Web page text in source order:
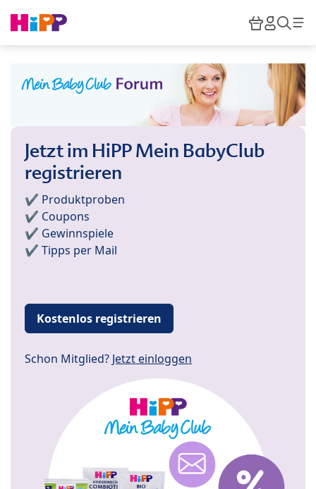
HiPP
Jetzt im HiPP Mein BabyClub
registrieren
✔️ Produktproben
✔️ Coupons
✔️ Gewinnspiele
✔️ Tipps per Mail
Kostenlos registrieren
Schon Mitglied? Jetzt einloggen